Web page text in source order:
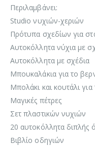
Περιλαμβάνει:
Studio νυχιών-χεριών
Πρότυπα σχεδίων για
Αυτοκόλλητα νύχια με
Αυτοκόλλητα με σχέδια
Μπουκαλάκια για το
Μπολάκι και κουτάλι
Μαγικές πέτρες
Σετ πλαστικών νυχιών
20 αυτοκόλλητα διπλής
Βιβλίο οδηγιών